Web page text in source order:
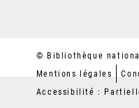
© Bibliothèque
Mentions légales
Accessibilité :